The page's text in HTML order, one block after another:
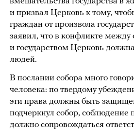
и призвал Церковь к тому,
граждан от произвола
заявил, что в конфликте
и государством Церковь
людей.
В послании собора много
человека: по твердому
эти права должны быть
подчеркнул собор, соблюдение
должно сопровождаться